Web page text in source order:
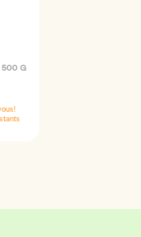
500 G